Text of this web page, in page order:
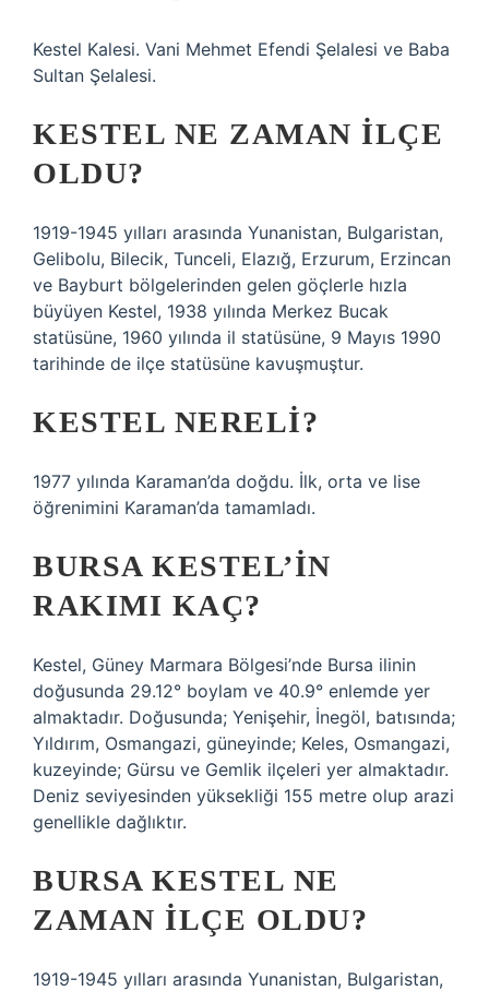
Kestel Kalesi. Vani Mehmet Efendi Şelalesi ve Baba
Sultan Şelalesi.
KESTEL NE ZAMAN ILÇE
OLDU?
1919-1945 yılları arasında Yunanistan, Bulgaristan,
Gelibolu, Bilecik, Tunceli, Elazığ, Erzurum, Erzincan
ve Bayburt bölgelerinden gelen göçlerle hızla
büyüyen Kestel, 1938 yılında Merkez Bucak
statüsüne, 1960 yılında il statüsüne, 9 Mayıs 1990
tarihinde de ilçe statüsüne kavuşmuştur.
KESTEL NERELI?
1977 yılında Karaman’da doğdu. İlk, orta ve lise
öğrenimini Karaman’da tamamladı.
BURSA KESTEL’IN
RAKIMI KAÇ?
Kestel, Güney Marmara Bölgesi’nde Bursa ilinin
doğusunda 29.12° boylam ve 40.9° enlemde yer
almaktadır. Doğusunda; Yenişehir, İnegöl, batısında;
Yıldırım, Osmangazi, güneyinde; Keles, Osmangazi,
kuzeyinde; Gürsu ve Gemlik ilçeleri yer almaktadır.
Deniz seviyesinden yüksekliği 155 metre olup arazi
genellikle dağlıktır.
BURSA KESTEL NE
ZAMAN ILÇE OLDU?
1919-1945 yılları arasında Yunanistan, Bulgaristan,